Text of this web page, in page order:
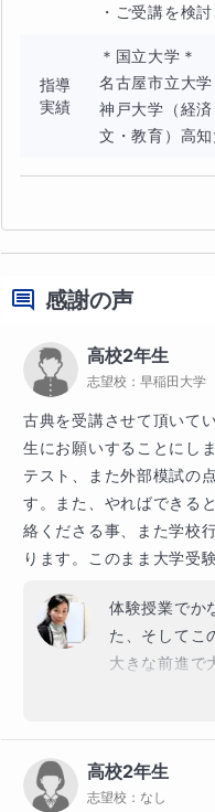
読み込む視点、間違っ
内容を理解すると
段落どうし、どう
現代文にでて来ること
と、必然的だというも
・ご受講を検
指導
実績
＊国立大学＊
名古屋市立大
神戸大学（経
文・教育）高
感謝の声
高校2年生
志望校： 早稲田大学
古典を受講させて頂いて
生にお願いすることにし
テスト、また外部模試の
す。また、やればできる
絡くださる事、また学校
ります。このまま大学受
体験授業でか
た、そしてこ
大きな前進で
成果につな
引き続きどう
この度はご投
高校2年生
志望校： なし